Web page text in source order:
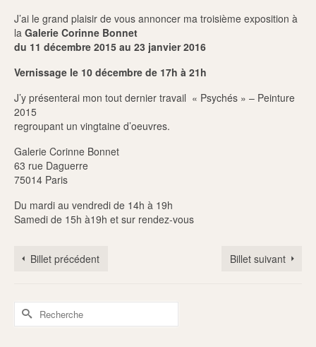
J’ai le grand plaisir de vous annoncer ma troisième exposition à
la Galerie Corinne Bonnet
du 11 décembre 2015 au 23 janvier 2016
Vernissage le 10 décembre de 17h à 21h
J’y présenterai mon tout dernier travail « Psychés » – Peinture
2015
regroupant un vingtaine d’oeuvres.
Galerie Corinne Bonnet
63 rue Daguerre
75014 Paris
Du mardi au vendredi de 14h à 19h
Samedi de 15h à19h et sur rendez-vous
Billet précédent Billet suivant
Rechercher :